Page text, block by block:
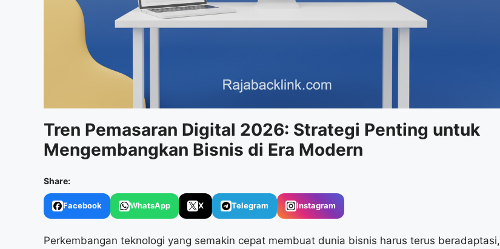
Tren Pemasaran Digital 2026: Strategi Penting untuk
Mengembangkan Bisnis di Era Modern
Share:
Facebook WhatsApp X Telegram Instagram
Perkembangan teknologi yang semakin cepat membuat dunia bisnis harus terus beradaptasi,